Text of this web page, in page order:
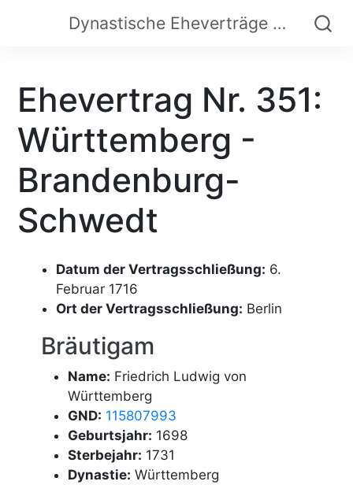
Dynastische Eheverträge der Frühen Neuzeit
Ehevertrag Nr. 351:
Württemberg -
Brandenburg-
Schwedt
Datum der Vertragsschließung: 6.
Februar 1716
Ort der Vertragsschließung: Berlin
Bräutigam
Name: Friedrich Ludwig von
Württemberg
GND: 115807993
Geburtsjahr: 1698
Sterbejahr: 1731
Dynastie: Württemberg